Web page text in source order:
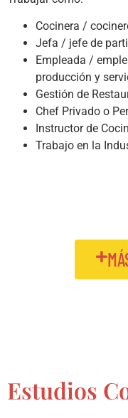
Cocinera /
Jefa / jefe de
Empleada /
producción y
Gestión de
Chef Privado o
Instructor de
Trabajo en la
Estudios